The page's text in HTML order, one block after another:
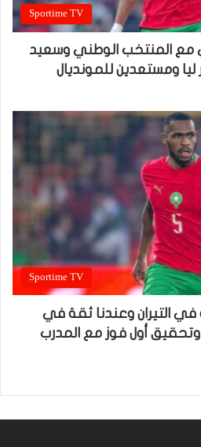
Sportime TV
مع المنتخب الوطني وسعيد
ومستعدين للمونديال
Sportime TV
التيران وعندنا ثقة في
أول فوز مع المدرب